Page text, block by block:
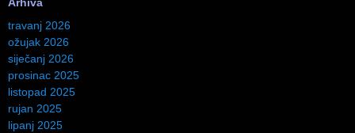
travanj 2026
ožujak 2026
siječanj 2026
prosinac 2025
listopad 2025
rujan 2025
lipanj 2025